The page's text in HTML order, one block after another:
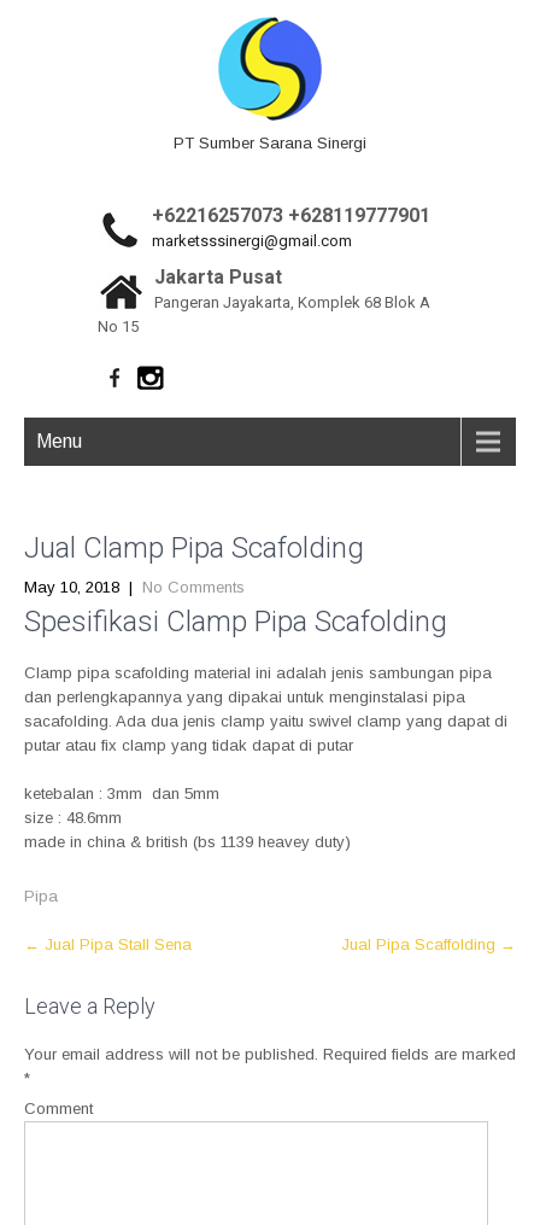
PT Sumber Sarana Sinergi
+62216257073 +628119777901
marketsssinergi@gmail.com
Jakarta Pusat
Pangeran Jayakarta, Komplek 68 Blok A
No 15
Menu
Jual Clamp Pipa Scafolding
May 10, 2018 | No Comments
Spesifikasi Clamp Pipa Scafolding
Clamp pipa scafolding material ini adalah jenis sambungan pipa
dan perlengkapannya yang dipakai untuk menginstalasi pipa
sacafolding. Ada dua jenis clamp yaitu swivel clamp yang dapat di
putar atau fix clamp yang tidak dapat di putar
ketebalan : 3mm dan 5mm
size : 48.6mm
made in china & british (bs 1139 heavey duty)
Pipa
P
s
n
a
v
← Jual Pipa Stall Sena Jual Pipa Scaffolding →
Leave a Reply
Your email address will not be published. Required fields are marked
*
Comment